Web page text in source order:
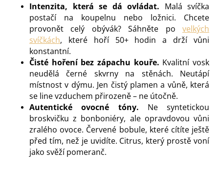
Intenzita, která se dá ovládat. Malá svíčka
postačí na koupelnu nebo ložnici. Chcete
provonět celý obývák? Sáhněte po velkých
svíčkách, které hoří 50+ hodin a drží vůni
konstantní.
Čisté hoření bez zápachu kouře. Kvalitní vosk
neudělá černé skvrny na stěnách. Neutápí
místnost v dýmu. Jen čistý plamen a vůně, která
se line vzduchem přirozeně – ne útočně.
Autentické ovocné tóny. Ne syntetickou
broskvičku z bonboniéry, ale opravdovou vůni
zralého ovoce. Červené bobule, které cítíte ještě
před tím, než je uvidíte. Citrus, který prostě voní
jako svěží pomeranč.